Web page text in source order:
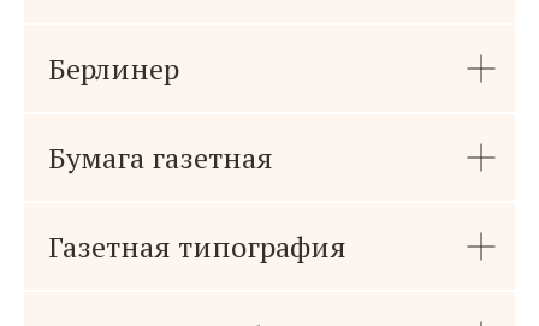
Берлинер
Бумага газетная
Газетная типография